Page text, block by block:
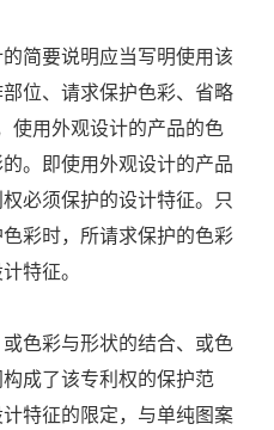
简要说明应当写明使用该
位、请求保护色彩、省略
使用外观设计的产品的色
。即使用外观设计的产品
必须保护的设计特征。只
彩时，所请求保护的色彩
特征。
色彩与形状的结合、或色
成了该专利权的保护范
特征的限定，与单纯图案